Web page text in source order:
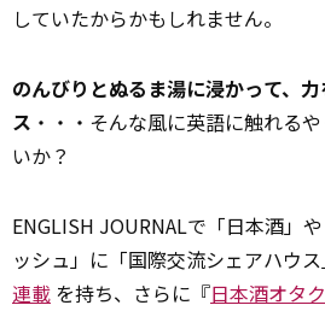
していたからかもしれません。
のんびりとぬるま湯に浸かって、
ス ・・・そんな風に英語に触れる
いか？
ENGLISH JOURNALで「日本酒」
ッシュ」に「国際交流シェアハウ
連載 を持ち、さらに『日本酒オタ